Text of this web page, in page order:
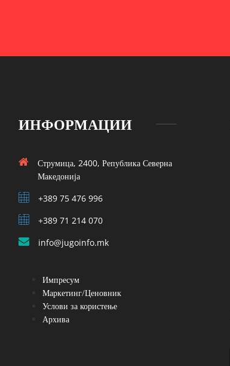
ИНФОРМАЦИИ
Струмица, 2400, Република Северна
Македонија
+389 75 476 996
+389 71 214 070
info@jugoinfo.mk
Импресум
Маркетинг/Ценовник
Услови за користење
Архива